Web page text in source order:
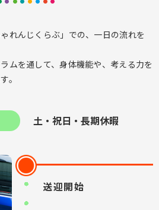
れんじくらぶ」での、一日の流れを
ムを通して、身体機能や、考える力を
。
土・祝日・長期休暇
送迎開始